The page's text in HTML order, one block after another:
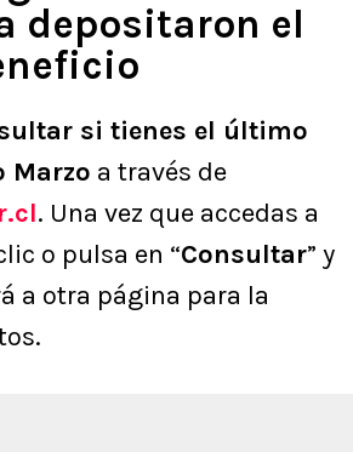
depositaron el
si tienes el último
Marzo a través de
. Una vez que accedas a
o pulsa en “Consultar” y
a otra página para la